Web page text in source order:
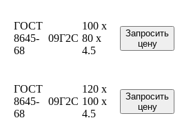
ГОСТ
8645-
68
09Г2С
100 x
80 x
4.5
Запросить
цену
ГОСТ
8645-
68
09Г2С
120 x
100 x
4.5
Запросить
цену